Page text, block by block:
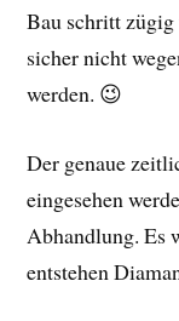
Bau schritt
sicher nicht
werden. 😉
Der genaue
eingesehen
Abhandlung. Es
entstehen